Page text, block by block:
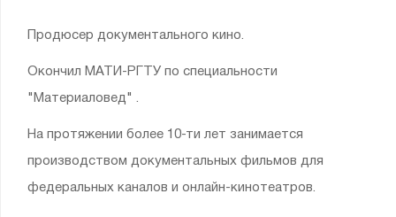
Продюсер документального кино.
Окончил МАТИ-РГТУ по специальности
"Материаловед" .
На протяжении более 10-ти лет занимается
производством документальных фильмов для
федеральных каналов и онлайн-кинотеатров.